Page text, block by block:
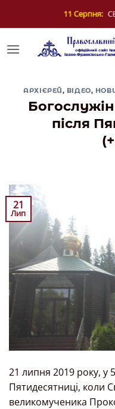
ЄВПЛА,
АРХІЄРЕЙ, ВІДЕО,
після
21
Лип
21 липня 2019 року, у
Пятидесятниці, коли
великомученика